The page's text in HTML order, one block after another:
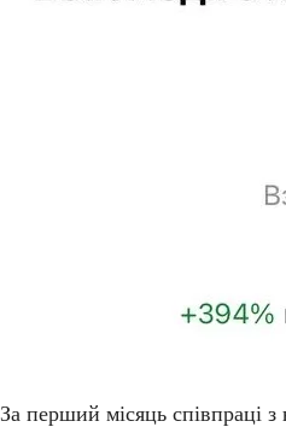
За перший місяць співпраці з